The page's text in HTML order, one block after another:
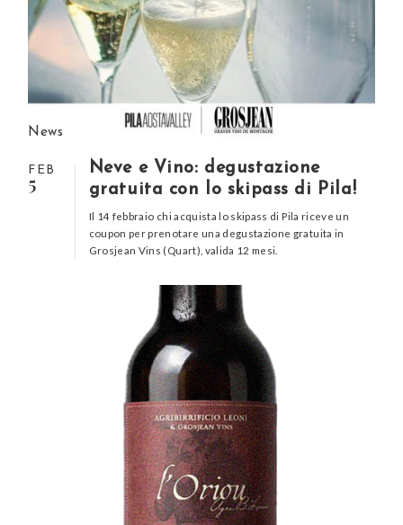
News
FEB
5
Neve e Vino: degustazione
gratuita con lo skipass di Pila!
Il 14 febbraio chi acquista lo skipass di Pila riceve un
coupon per prenotare una degustazione gratuita in
Grosjean Vins (Quart), valida 12 mesi.